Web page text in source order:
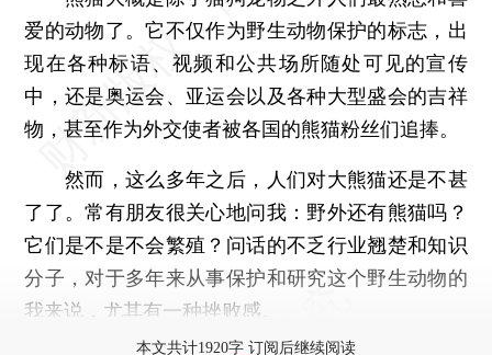
爱的动物了。它不仅作为野生动物保护的标志，出
现在各种标语、视频和公共场所随处可见的宣传
中，还是奥运会、亚运会以及各种大型盛会的吉祥
物，甚至作为外交使者被各国的熊猫粉丝们追捧。
然而，这么多年之后，人们对大熊猫还是不甚
了了。常有朋友很关心地问我：野外还有熊猫吗？
它们是不是不会繁殖？问话的不乏行业翘楚和知识
分子，对于多年来从事保护和研究这个野生动物的
我来说，尤其有一种挫败感。
本文共计1920字 订阅后继续阅读